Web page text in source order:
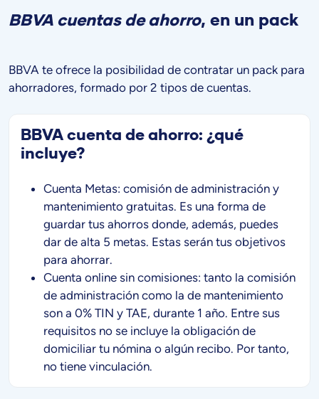
BBVA cuentas de ahorro, en un pack
BBVA te ofrece la posibilidad de contratar un pack para
ahorradores, formado por 2 tipos de cuentas.
BBVA cuenta de ahorro: ¿qué
incluye?
Cuenta Metas: comisión de administración y
mantenimiento gratuitas. Es una forma de
guardar tus ahorros donde, además, puedes
dar de alta 5 metas. Estas serán tus objetivos
para ahorrar.
Cuenta online sin comisiones: tanto la comisión
de administración como la de mantenimiento
son a 0% TIN y TAE, durante 1 año. Entre sus
requisitos no se incluye la obligación de
domiciliar tu nómina o algún recibo. Por tanto,
no tiene vinculación.